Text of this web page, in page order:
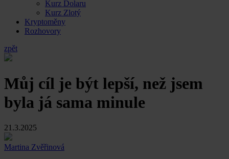
Kurz Dolaru
Kurz Zlotý
Kryptoměny
Rozhovory
zpět
Můj cíl je být lepší, než jsem
byla já sama minule
21.3.2025
Martina Zvěřinová